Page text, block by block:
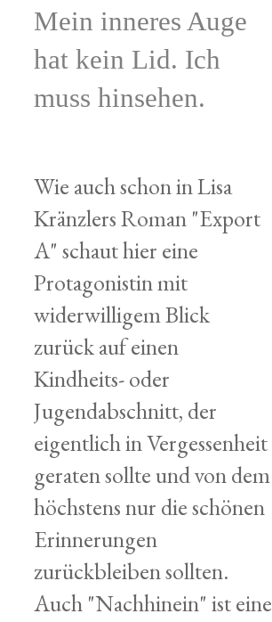
Mein inneres Auge
hat kein Lid. Ich
muss hinsehen.
Wie auch schon in Lisa
Kränzlers Roman "Export
A" schaut hier eine
Protagonistin mit
widerwilligem Blick
zurück auf einen
Kindheits- oder
Jugendabschnitt, der
eigentlich in Vergessenheit
geraten sollte und von dem
höchstens nur die schönen
Erinnerungen
zurückbleiben sollten.
Auch "Nachhinein" ist eine